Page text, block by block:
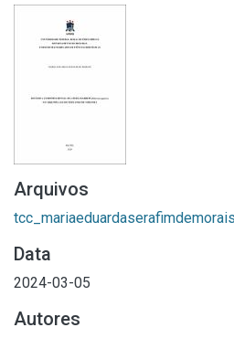
Arquivos
Data
2024-03-05
Autores